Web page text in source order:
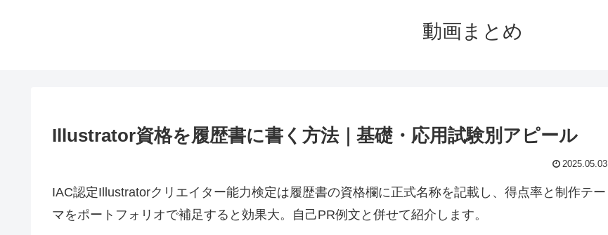
動画まとめ
Illustrator資格を履歴書に書く方法｜基礎・応用試験別アピール
2025.05.03
IAC認定Illustratorクリエイター能力検定は履歴書の資格欄に正式名称を記載し、得点率と制作テー
マをポートフォリオで補足すると効果大。自己PR例文と併せて紹介します。